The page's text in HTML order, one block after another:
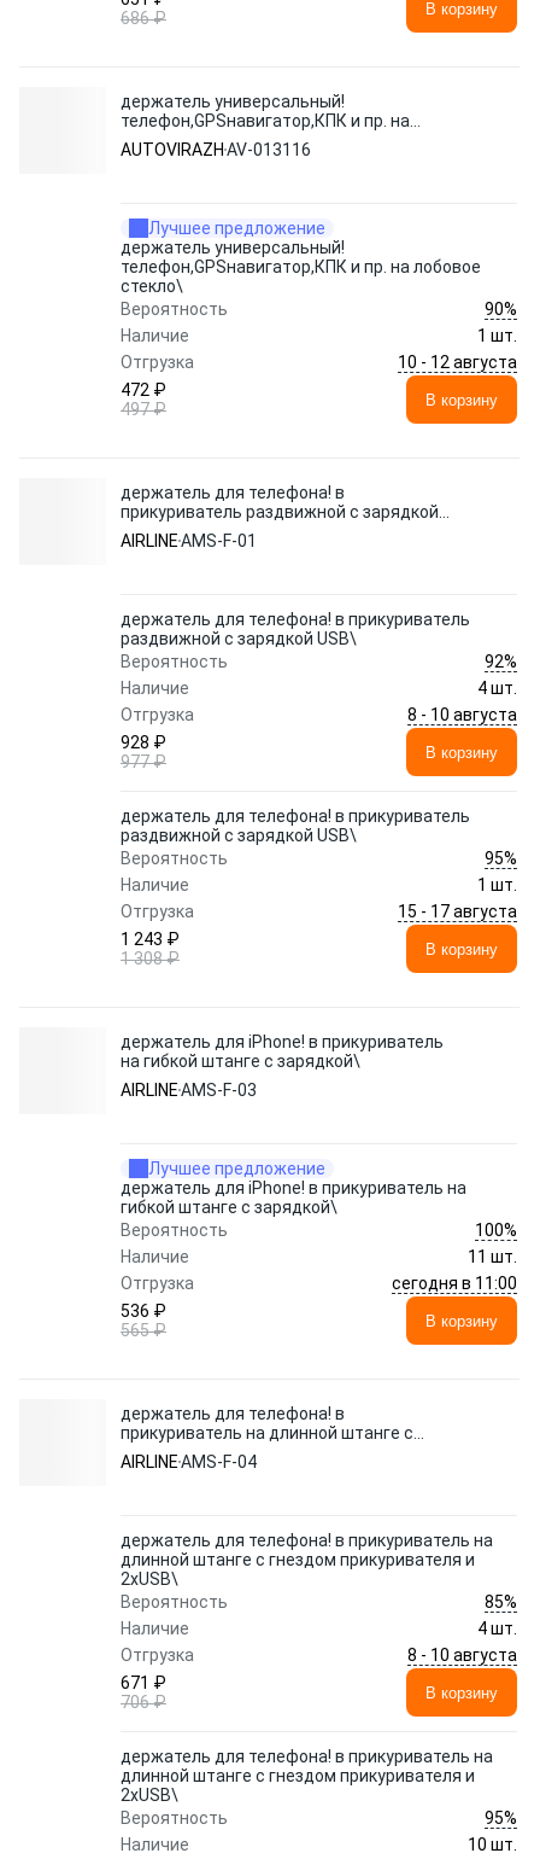
686 ₽
В корзину
держатель универсальный!
телефон,GPSнавигатор,КПК и пр. на
лобовое стекло\
AUTOVIRAZH AV-013116
Лучшее предложение
держатель универсальный!
телефон,GPSнавигатор,КПК и пр. на лобовое
стекло\
Вероятность
90%
Наличие
1 шт.
Отгрузка
10 - 12 августа
472 ₽
497 ₽
В корзину
держатель для телефона! в
прикуриватель раздвижной с зарядкой
USB\
AIRLINEAMS-F-01
держатель для телефона! в прикуриватель
раздвижной с зарядкой USB\
Вероятность
92%
Наличие
4 шт.
Отгрузка
8 - 10 августа
928 ₽
977 ₽
В корзину
держатель для телефона! в прикуриватель
раздвижной с зарядкой USB\
Вероятность
95%
Наличие
1 шт.
Отгрузка
15 - 17 августа
1 243 ₽
1 308 ₽
В корзину
держатель для iPhone! в прикуриватель
на гибкой штанге с зарядкой\
AIRLINEAMS-F-03
Лучшее предложение
держатель для iPhone! в прикуриватель на
гибкой штанге с зарядкой\
Вероятность
100%
Наличие
11 шт.
Отгрузка
сегодня в 11:00
536 ₽
565 ₽
В корзину
держатель для телефона! в
прикуриватель на длинной штанге с
гнездом прикуривателя и 2xUSB\
AIRLINEAMS-F-04
держатель для телефона! в прикуриватель на
длинной штанге с гнездом прикуривателя и
2xUSB\
Вероятность
85%
Наличие
4 шт.
Отгрузка
8 - 10 августа
671 ₽
706 ₽
В корзину
держатель для телефона! в прикуриватель на
длинной штанге с гнездом прикуривателя и
2xUSB\
Вероятность
95%
Наличие
10 шт.